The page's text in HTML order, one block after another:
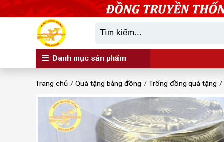
Danh mục sản phẩm
Trang chủ Quà tặng bằng đồng Trống đồng quà tặng